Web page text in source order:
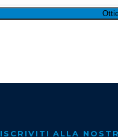
ISCRIVITI ALLA